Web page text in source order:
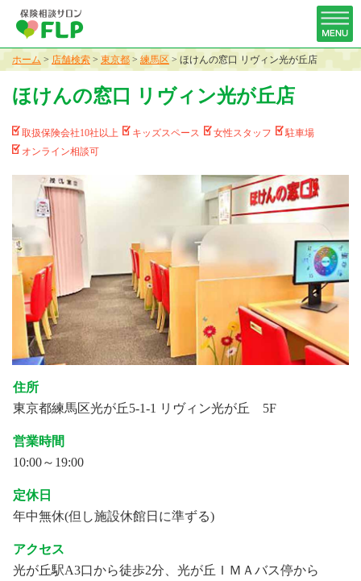
ホーム > 店舗検索 > 東京都 > 練馬区 > ほけんの窓口 リヴィン光が丘店
ほけんの窓口 リヴィン光が丘店
取扱保険会社10社以上 キッズスペース 女性スタッフ
駐車場
オンライン相談可
住所
東京都練馬区光が丘5-1-1 リヴィン光が丘 5F
営業時間
10:00～19:00
定休日
年中無休(但し施設休館日に準ずる)
アクセス
光が丘駅A3口から徒歩2分、光が丘ＩＭＡバス停から